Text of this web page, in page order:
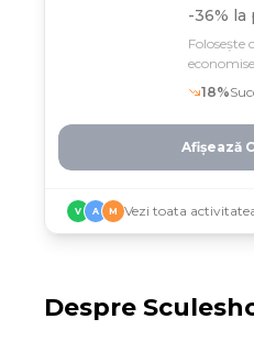
-36% la
Folosește
selectate
18%
Afișează
V A M Vezi toata
Despre